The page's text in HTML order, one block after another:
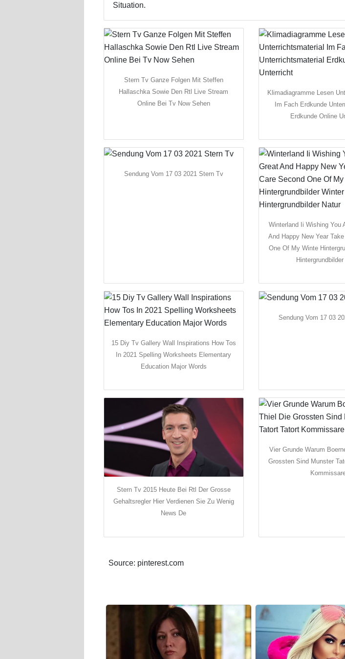
Situation.
Stern Tv Ganze Folgen Mit Steffen
Hallaschka Sowie Den Rtl Live Stream
Online Bei Tv Now Sehen
Klimadiagramme Lesen
Im Fach Erdkunde
Erdkunde Online
Sendung Vom 17 03 2021 Stern Tv
Winterland Ii Wishing You
And Happy New Year
One Of My Winte
15 Diy Tv Gallery Wall Inspirations How Tos
In 2021 Spelling Worksheets Elementary
Education Major Words
Sendung Vom 17 03
Stern Tv 2015 Heute Bei Rtl Der Grosse
Gehaltsregler Hier Verdienen Sie Zu Wenig
News De
Vier Grunde Warum
Grossten Sind Munster
Source: pinterest.com